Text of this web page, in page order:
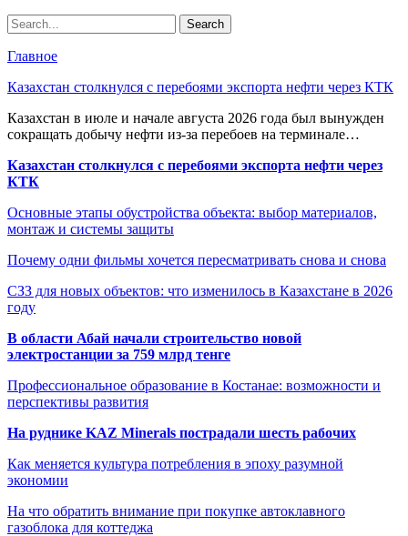
Главное
Казахстан столкнулся с перебоями экспорта нефти через КТК
Казахстан в июле и начале августа 2026 года был вынужден
сокращать добычу нефти из-за перебоев на терминале…
Казахстан столкнулся с перебоями экспорта нефти через
КТК
Основные этапы обустройства объекта: выбор материалов,
монтаж и системы защиты
Почему одни фильмы хочется пересматривать снова и снова
СЗЗ для новых объектов: что изменилось в Казахстане в 2026
году
В области Абай начали строительство новой
электростанции за 759 млрд тенге
Профессиональное образование в Костанае: возможности и
перспективы развития
На руднике KAZ Minerals пострадали шесть рабочих
Как меняется культура потребления в эпоху разумной
экономии
На что обратить внимание при покупке автоклавного
газоблока для коттеджа